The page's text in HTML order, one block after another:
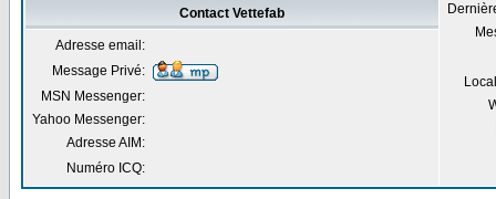
Contact Vettefab
Adresse email:
Message Privé:
MSN Messenger:
Yahoo Messenger:
Adresse AIM:
Numéro ICQ: